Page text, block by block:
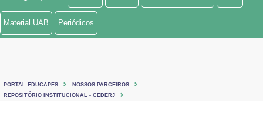
Ministério de Minas e Energia
Ministério do Turismo
Material UAB Periódicos
PORTAL EDUCAPES
NOSSOS PARCEIROS
REPOSITÓRIO INSTITUCIONAL - CEDERJ